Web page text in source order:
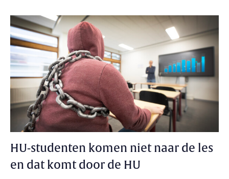
HU-studenten komen niet naar de les
en dat komt door de HU